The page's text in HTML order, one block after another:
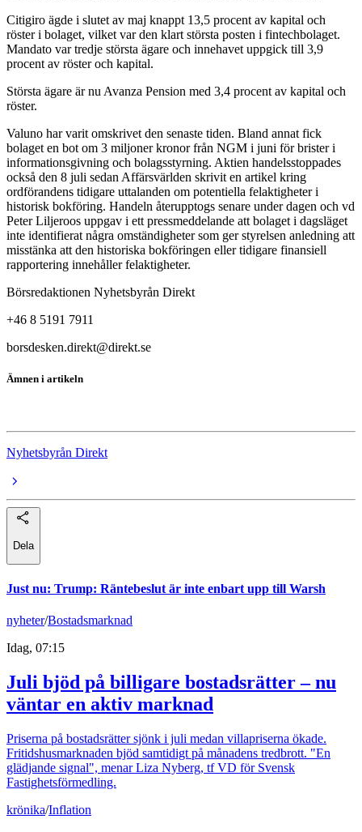
Citigiro ägde i slutet av maj knappt 13,5 procent av kapital och
röster i bolaget, vilket var den klart största posten i fintechbolaget.
Mandato var tredje största ägare och innehavet uppgick till 3,9
procent av röster och kapital.
Största ägare är nu Avanza Pension med 3,4 procent av kapital och
röster.
Valuno har varit omskrivet den senaste tiden. Bland annat fick
bolaget en bot om 3 miljoner kronor från NGM i juni för brister i
informationsgivning och bolagsstyrning. Aktien handelsstoppades
också den 8 juli sedan Affärsvärlden skrivit en artikel kring
ordförandens tidigare uttalanden om potentiella felaktigheter i
historisk bokföring. Handeln återupptogs senare under dagen och vd
Peter Liljeroos uppgav i ett pressmeddelande att bolaget i dagsläget
inte identifierat några omständigheter som ger styrelsen anledning att
misstänka att den historiska bokföringen eller tidigare finansiell
rapportering innehåller felaktigheter.
Börsredaktionen Nyhetsbyrån Direkt
+46 8 5191 7911
borsdesken.direkt@direkt.se
Ämnen i artikeln
Nyhetsbyrån Direkt
Dela
Just nu: Trump: Räntebeslut är inte enbart upp till Warsh
nyheter/Bostadsmarknad
Idag, 07:15
Juli bjöd på billigare bostadsrätter – nu
väntar en aktiv marknad
Priserna på bostadsrätter sjönk i juli medan villapriserna ökade.
Fritidshusmarknaden bjöd samtidigt på månadens tredbrott. "En
glädjande signal", menar Liza Nyberg, tf VD för Svensk
Fastighetsförmedling.
krönika/Inflation